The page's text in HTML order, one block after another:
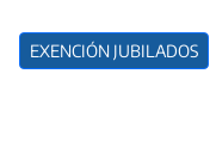
EXENCIÓN JUBILADOS